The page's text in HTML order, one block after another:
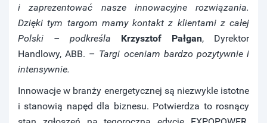
i zaprezentować nasze innowacyjne rozwiązania.
Dzięki tym targom mamy kontakt z klientami z całej
Polski – podkreśla Krzysztof Pałgan, Dyrektor
Handlowy, ABB. – Targi oceniam bardzo pozytywnie i
intensywnie.
Innowacje w branży energetycznej są niezwykle istotne
i stanowią napęd dla biznesu. Potwierdza to rosnący